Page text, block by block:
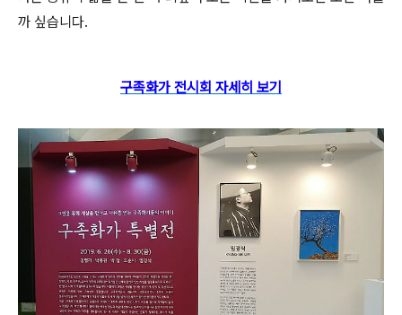
까 싶습니다.
구족화가 전시회 자세히 보기